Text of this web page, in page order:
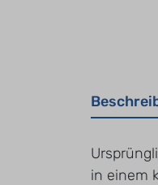
in einem